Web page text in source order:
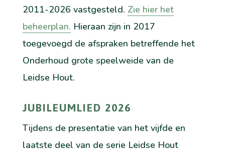
2011-2026 vastgesteld. Zie hier het
beheerplan. Hieraan zijn in 2017
toegevoegd de afspraken betreffende het
Onderhoud grote speelweide van de
Leidse Hout.
JUBILEUMLIED 2026
Tijdens de presentatie van het vijfde en
laatste deel van de serie Leidse Hout